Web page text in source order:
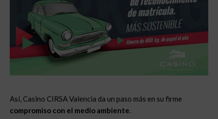
Así, Casino CIRSA Valencia da un paso más en su firme
compromiso con el medio ambiente.